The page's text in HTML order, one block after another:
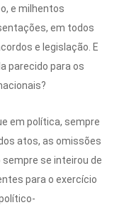
e milhentos
em todos
e legislação. E
parecido para os
em política, sempre
atos, as omissões
se inteirou de
para o exercício